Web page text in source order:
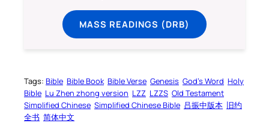
MASS READINGS (DRB)
Tags: Bible Bible Book Bible Verse Genesis God’s Word Holy
Bible Lu Zhen zhong version LZZ LZZS Old Testament
Simplified Chinese Simplified Chinese Bible 吕振中版本 旧约
全书 简体中文